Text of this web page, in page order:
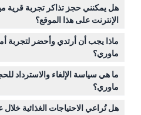
مرشد لرؤية ديدان التوهج
ملاحظة أنه يتم تطبيق أسعار
أعمارهم 14 عامًا فأكثر.
هل يمكنني حجز تذاكر تجربة قرية
الإنترنت على هذا الموقع؟
بالتأكيد! يمكنك التحقق من
الإنترنت هنا للتاريخ والوقت الذي
ماذا يجب أن أرتدي وأحضر لتجربة
ماوري؟
ارتد ملابس مريحة ومناسبة
الشتاء أو قبعة في الصيف.
المشي في الغابة من الأمسية.
ما هي سياسة الإلغاء والاسترداد
ماوري؟
التذاكر غير قابلة للاسترداد ولا
هل تُراعي الاحتياجات الغذائية